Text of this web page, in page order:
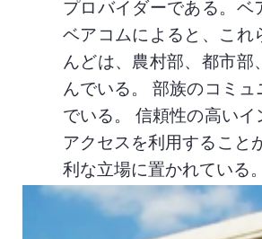
プロバイダーである。ベ
ベアコムによると、これ
んどは、農村部、都市部
んでいる。 部族のコミュ
でいる。 信頼性の高いイ
アクセスを利用すること
利な立場に置かれている。